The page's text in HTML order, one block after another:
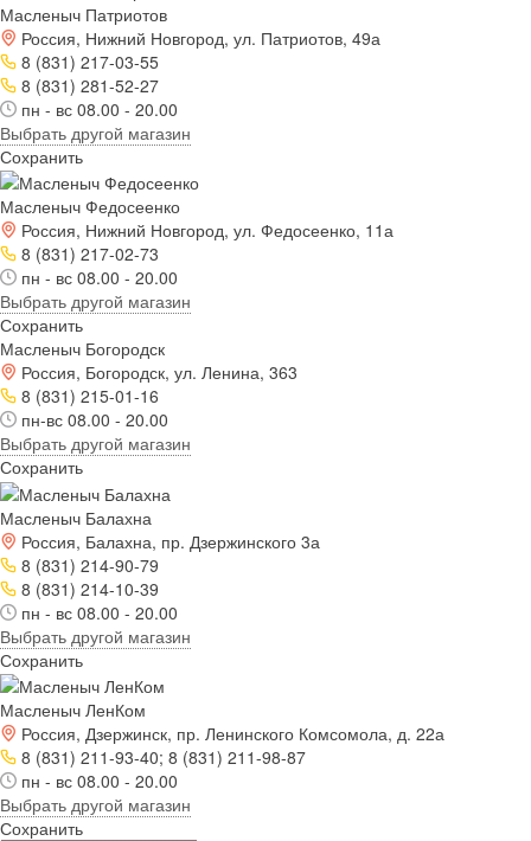
Масленыч Патриотов
Россия, Нижний Новгород, ул. Патриотов, 49а
8 (831) 217-03-55
8 (831) 281-52-27
пн - вс 08.00 - 20.00
Выбрать другой магазин
Сохранить
Масленыч Федосеенко
Россия, Нижний Новгород, ул. Федосеенко, 11а
8 (831) 217-02-73
пн - вс 08.00 - 20.00
Выбрать другой магазин
Сохранить
Масленыч Богородск
Россия, Богородск, ул. Ленина, 363
8 (831) 215-01-16
пн-вс 08.00 - 20.00
Выбрать другой магазин
Сохранить
Масленыч Балахна
Россия, Балахна, пр. Дзержинского 3а
8 (831) 214-90-79
8 (831) 214-10-39
пн - вс 08.00 - 20.00
Выбрать другой магазин
Сохранить
Масленыч ЛенКом
Россия, Дзержинск, пр. Ленинского Комсомола, д. 22а
8 (831) 211-93-40; 8 (831) 211-98-87
пн - вс 08.00 - 20.00
Выбрать другой магазин
Сохранить